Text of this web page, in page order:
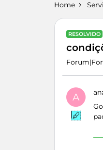
Home
RESOLVIDO
A